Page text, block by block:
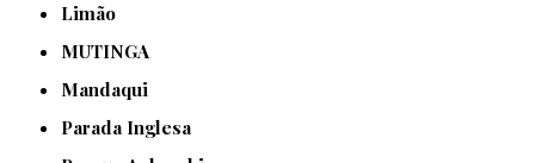
Limão
MUTINGA
Mandaqui
Parada Inglesa